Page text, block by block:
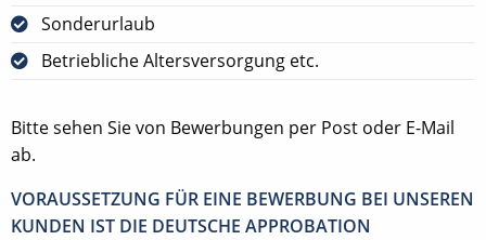
Sonderurlaub
Betriebliche Altersversorgung etc.
Bitte sehen Sie von Bewerbungen per Post oder E-Mail
ab.
VORAUSSETZUNG FÜR EINE BEWERBUNG BEI UNSEREN
KUNDEN IST DIE DEUTSCHE APPROBATION